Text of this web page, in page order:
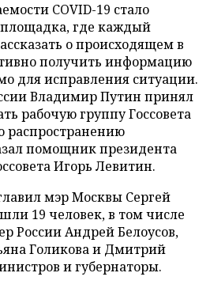
COVID-19 стало
где каждый
о происходящем в
получить информацию
для исправления ситуации.
Владимир Путин принял
рабочую группу Госсовета
распространению
помощник президента
Игорь Левитин.
мэр Москвы Сергей
19 человек, в том числе
России Андрей Белоусов,
Голикова и Дмитрий
и губернаторы.